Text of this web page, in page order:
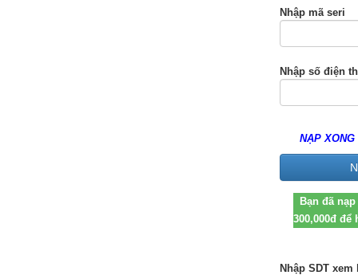
Nhập mã seri
Nhập số điện
NẠP
Bạn đã
300,000đ để
Nhập SDT